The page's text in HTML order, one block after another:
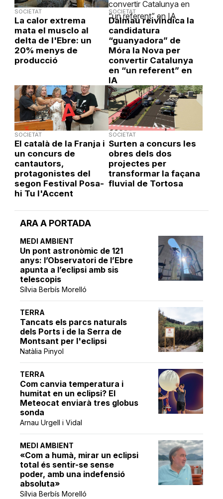
ARA A PORTADA
MEDI AMBIENT
Un pont astronòmic de 121
anys: l’Observatori de l’Ebre
apunta a l’eclipsi amb sis
telescopis
Sílvia Berbís Morelló
TERRA
Tancats els parcs naturals
dels Ports i de la Serra de
Montsant per l'eclipsi
Natàlia Pinyol
TERRA
Com canvia temperatura i
humitat en un eclipsi? El
Meteocat enviarà tres globus
sonda
Arnau Urgell i Vidal
MEDI AMBIENT
«Com a humà, mirar un eclipsi
total és sentir-se sense
poder, amb una indefensió
absoluta»
Sílvia Berbís Morelló
SOCIETAT
La calor extrema
mata el musclo al
delta de l'Ebre: un
20% menys de
producció
SOCIETAT
Dalmau reivindica la
candidatura
“guanyadora” de
Móra la Nova per
convertir Catalunya
en “un referent” en
IA
SOCIETAT
El català de la Franja i
un concurs de
cantautors,
protagonistes del
segon Festival Posa-
hi Tu l'Accent
SOCIETAT
Surten a concurs les
obres dels dos
projectes per
transformar la façana
fluvial de Tortosa